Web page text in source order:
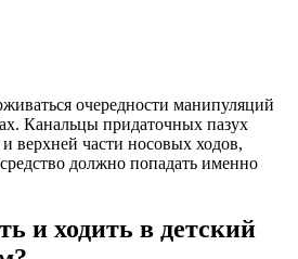
очередности манипуляций
Канальцы придаточных пазух
верхней части носовых ходов,
должно попадать именно
и ходить в детский